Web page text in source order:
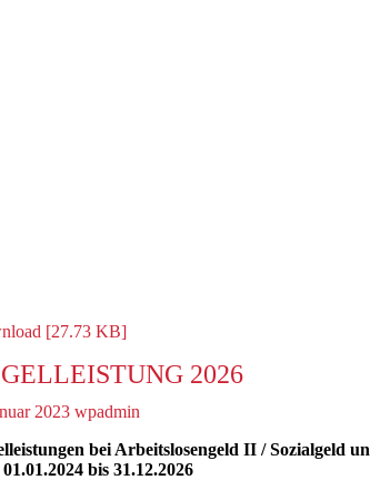
[27.73 KB]
2026
2023 wpadmin
bei Arbeitslosengeld II / Sozialgeld
bis 31.12.2026